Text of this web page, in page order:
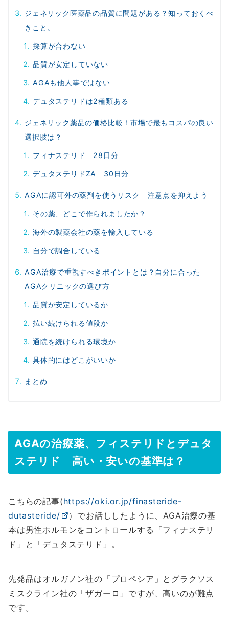
ジェネリック医薬品の品質に問題がある？知っておくべ
きこと。
採算が合わない
品質が安定していない
AGAも他人事ではない
デュタステリドは2種類ある
ジェネリック薬品の価格比較！市場で最もコスパの良い
選択肢は？
フィナステリド 28日分
デュタステリドZA 30日分
AGAに認可外の薬剤を使うリスク 注意点を抑えよう
その薬、どこで作られましたか？
海外の製薬会社の薬を輸入している
自分で調合している
AGA治療で重視すべきポイントとは？自分に合った
AGAクリニックの選び方
品質が安定しているか
払い続けられる値段か
通院を続けられる環境か
具体的にはどこがいいか
まとめ
AGAの治療薬、フィステリドとデュタ
ステリド 高い・安いの基準は？
こちらの記事(https://oki.or.jp/finasteride-
dutasteride/
）でお話ししたように、AGA治療の基
本は男性ホルモンをコントロールする「フィナステリ
ド」と「デュタステリド」。
先発品はオルガノン社の「プロペシア」とグラクソス
ミスクライン社の「ザガーロ」ですが、高いのが難点
です。